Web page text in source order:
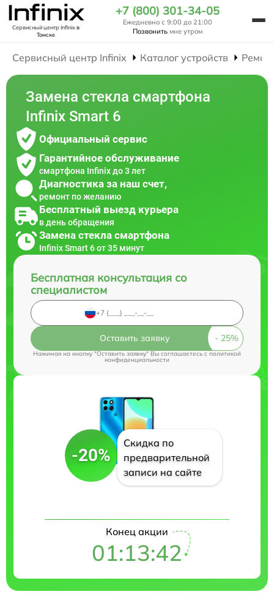
Сервисный центр Infinixв
Томске
+7 (800) 301-34-05
Ежедневно с 9:00 до 21:00
Позвонить мне утром
Сервисный центр Infinix Каталог устройств
Замена стекла смартфона
Infinix Smart 6
Официальный сервис
Гарантийное обслуживание
смартфона Infinix до 3 лет
Диагностика за наш счет,
ремонт по желанию
Бесплатный выезд курьера
в день обращения
Замена стекла смартфона
Infinix Smart 6 от 35 минут
Бесплатная консультация со
специалистом
Оставить заявку
Нажимая на кнопку "Оставить заявку" Вы соглашаетесь cполитикой
конфиденциальности
-20%
Скидка по
предварительной
записи на сайте
Конец акции
01:13:41